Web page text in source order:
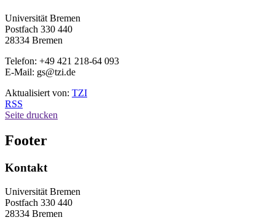
Universität Bremen
Postfach 330 440
28334 Bremen
Telefon: +49 421 218-64 093
E-Mail: gs@tzi.de
Aktualisiert von: TZI
RSS
Seite drucken
Footer
Kontakt
Universität Bremen
Postfach 330 440
28334 Bremen